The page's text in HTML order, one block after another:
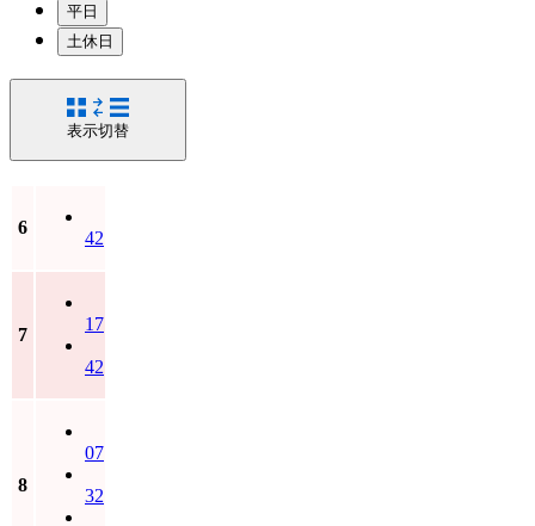
平日
土休日
表示切替
6
42
7
17
42
8
07
32